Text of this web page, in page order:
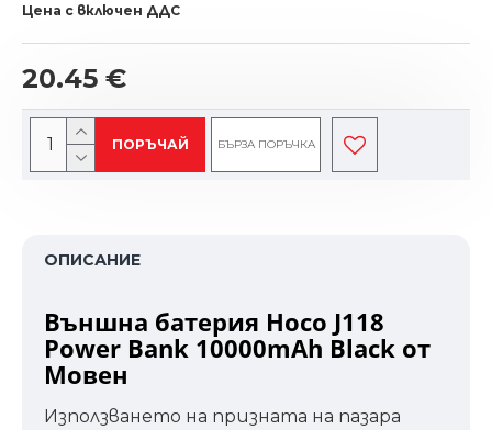
20.45 €
Цена с включен ДДС
ПОРЪЧАЙ БЪРЗА ПОРЪЧКА
ОПИСАНИЕ
Външна батерия Hoco J118
Power Bank 10000mAh Black от
Мовен
Използването на призната на пазара